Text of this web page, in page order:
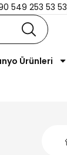
549 253 53 53
Ürünleri